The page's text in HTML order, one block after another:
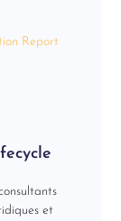
Report
et